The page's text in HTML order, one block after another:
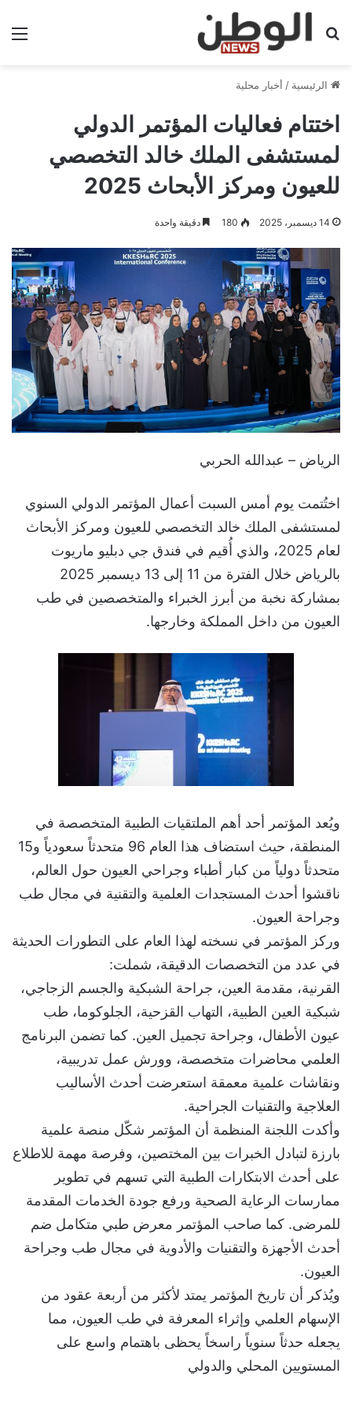
بحث عن
الرئيسية / أخبار محلية
اختتام فعاليات المؤتمر الدولي
لمستشفى الملك خالد التخصصي
للعيون ومركز الأبحاث 2025
14 ديسمبر، 2025 180 دقيقة واحدة
الرياض – عبدالله الحربي
اختُتمت يوم أمس السبت أعمال المؤتمر الدولي السنوي
لمستشفى الملك خالد التخصصي للعيون ومركز الأبحاث
لعام 2025، والذي أُقيم في فندق جي دبليو ماريوت
بالرياض خلال الفترة من 11 إلى 13 ديسمبر 2025
بمشاركة نخبة من أبرز الخبراء والمتخصصين في طب
العيون من داخل المملكة وخارجها.
ويُعد المؤتمر أحد أهم الملتقيات الطبية المتخصصة في
المنطقة، حيث استضاف هذا العام 96 متحدثاً سعودياً و15
متحدثاً دولياً من كبار أطباء وجراحي العيون حول العالم،
ناقشوا أحدث المستجدات العلمية والتقنية في مجال طب
وجراحة العيون.
وركز المؤتمر في نسخته لهذا العام على التطورات الحديثة
في عدد من التخصصات الدقيقة، شملت:
القرنية، مقدمة العين، جراحة الشبكية والجسم الزجاجي،
شبكية العين الطبية، التهاب القزحية، الجلوكوما، طب
عيون الأطفال، وجراحة تجميل العين. كما تضمن البرنامج
العلمي محاضرات متخصصة، وورش عمل تدريبية،
ونقاشات علمية معمقة استعرضت أحدث الأساليب
العلاجية والتقنيات الجراحية.
وأكدت اللجنة المنظمة أن المؤتمر شكّل منصة علمية
بارزة لتبادل الخبرات بين المختصين، وفرصة مهمة للاطلاع
على أحدث الابتكارات الطبية التي تسهم في تطوير
ممارسات الرعاية الصحية ورفع جودة الخدمات المقدمة
للمرضى. كما صاحب المؤتمر معرض طبي متكامل ضم
أحدث الأجهزة والتقنيات والأدوية في مجال طب وجراحة
العيون.
ويُذكر أن تاريخ المؤتمر يمتد لأكثر من أربعة عقود من
الإسهام العلمي وإثراء المعرفة في طب العيون، مما
يجعله حدثاً سنوياً راسخاً يحظى باهتمام واسع على
المستويين المحلي والدولي